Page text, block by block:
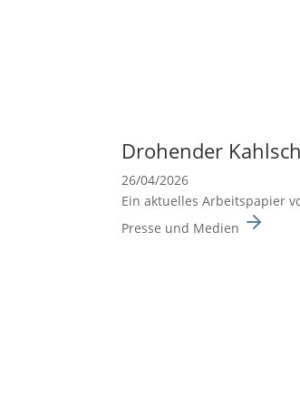
Drohender
26/04/2026
Ein aktuelles Arbeits­pa­pier
Presse und Medien